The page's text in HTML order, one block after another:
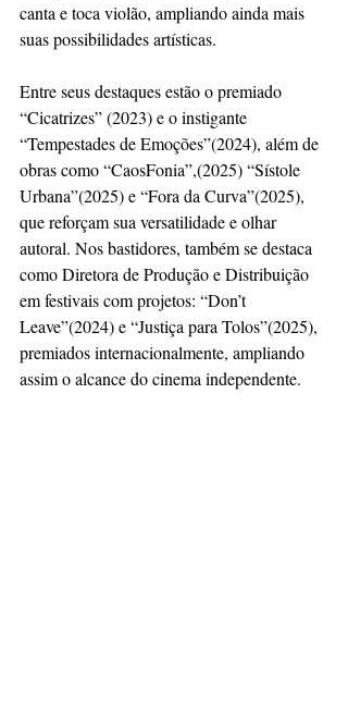
canta e toca violão, ampliando ainda mais
suas possibilidades artísticas.
Entre seus destaques estão o premiado
“Cicatrizes” (2023) e o instigante
“Tempestades de Emoções”(2024), além de
obras como “CaosFonia”,(2025) “Sístole
Urbana”(2025) e “Fora da Curva”(2025),
que reforçam sua versatilidade e olhar
autoral. Nos bastidores, também se destaca
como Diretora de Produção e Distribuição
em festivais com projetos: “Don’t
Leave”(2024) e “Justiça para Tolos”(2025),
premiados internacionalmente, ampliando
assim o alcance do cinema independente.